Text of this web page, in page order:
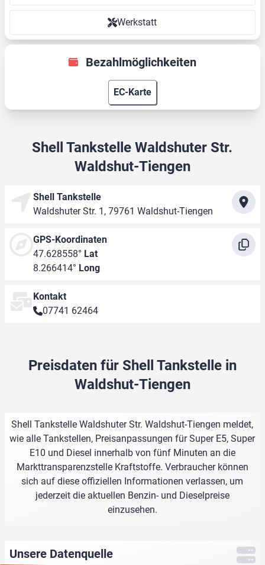
Werkstatt
Bezahlmöglichkeiten
EC-Karte
Shell Tankstelle Waldshuter Str.
Waldshut-Tiengen
Shell Tankstelle
Waldshuter Str. 1, 79761 Waldshut-Tiengen
GPS-Koordinaten
47.628558° Lat
8.266414° Long
Kontakt
07741 62464
Preisdaten für Shell Tankstelle in
Waldshut-Tiengen
Shell Tankstelle Waldshuter Str. Waldshut-Tiengen meldet,
wie alle Tankstellen, Preisanpassungen für Super E5, Super
E10 und Diesel innerhalb von fünf Minuten an die
Markttransparenzstelle Kraftstoffe. Verbraucher können
sich auf diese offiziellen Informationen verlassen, um
jederzeit die aktuellen Benzin- und Dieselpreise
einzusehen.
Unsere Datenquelle